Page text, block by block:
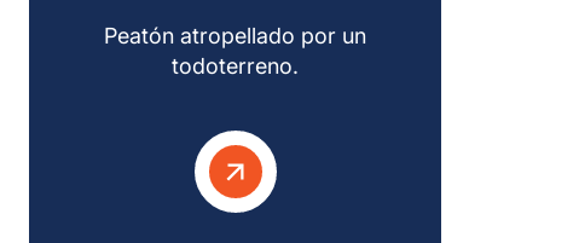
Peatón atropellado por un
todoterreno.